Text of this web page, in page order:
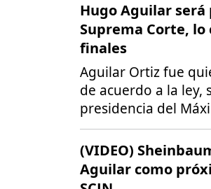
Hugo Aguilar
Suprema Corte,
finales
Aguilar Ortiz fue
de acuerdo a la ley,
presidencia del
(VIDEO)
Aguilar como